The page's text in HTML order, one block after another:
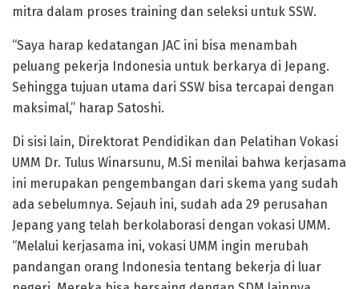
mitra dalam proses training dan seleksi untuk SSW.
“Saya harap kedatangan JAC ini bisa menambah
peluang pekerja Indonesia untuk berkarya di Jepang.
Sehingga tujuan utama dari SSW bisa tercapai dengan
maksimal,” harap Satoshi.
Di sisi lain, Direktorat Pendidikan dan Pelatihan Vokasi
UMM Dr. Tulus Winarsunu, M.Si menilai bahwa kerjasama
ini merupakan pengembangan dari skema yang sudah
ada sebelumnya. Sejauh ini, sudah ada 29 perusahan
Jepang yang telah berkolaborasi dengan vokasi UMM.
“Melalui kerjasama ini, vokasi UMM ingin merubah
pandangan orang Indonesia tentang bekerja di luar